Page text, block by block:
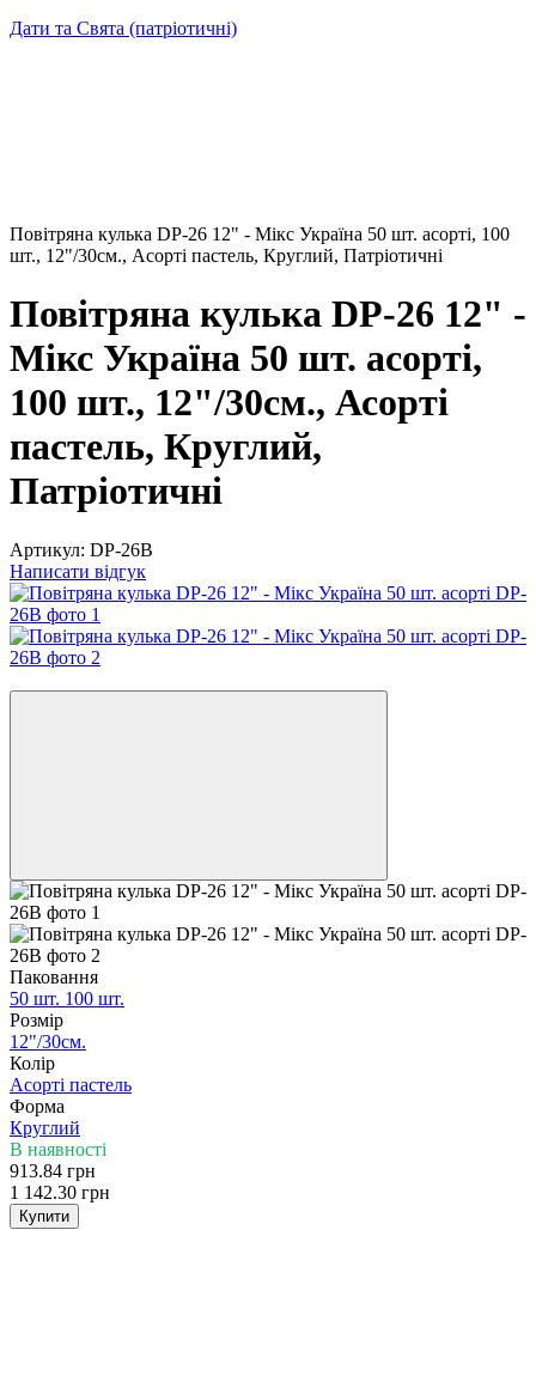
Дати та Свята (патріотичні)
Повітряна кулька DP-26 12" - Мікс Україна 50 шт. асорті, 100
шт., 12"/30см., Асортi пастель, Круглий, Патріотичні
Повітряна кулька DP-26 12" -
Мікс Україна 50 шт. асорті,
100 шт., 12"/30см., Асортi
пастель, Круглий,
Патріотичні
Артикул: DP-26B
Написати відгук
Паковання
50 шт. 100 шт.
Розмір
12"/30см.
Колір
Асортi пастель
Форма
Круглий
В наявності
913.84 грн
1 142.30 грн
Купити